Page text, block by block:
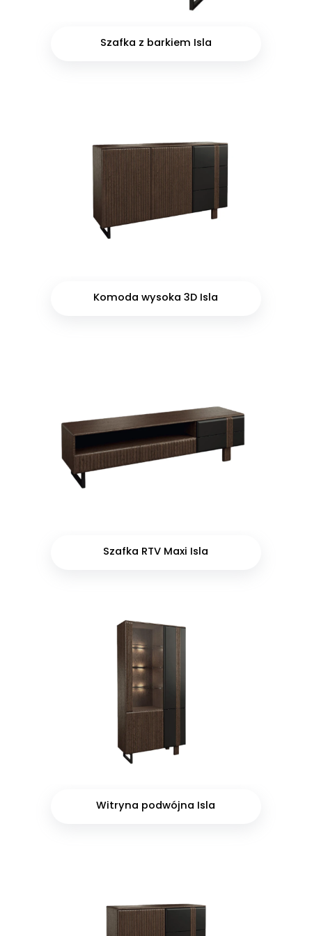
Szafka z barkiem Isla
Komoda wysoka 3D Isla
Szafka RTV Maxi Isla
Witryna podwójna Isla